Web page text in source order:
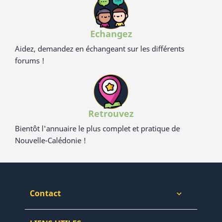
Echangez
Aidez, demandez en échangeant sur les différents
forums !
Retrouvez
Bientôt l'annuaire le plus complet et pratique de
Nouvelle-Calédonie !
Contact 